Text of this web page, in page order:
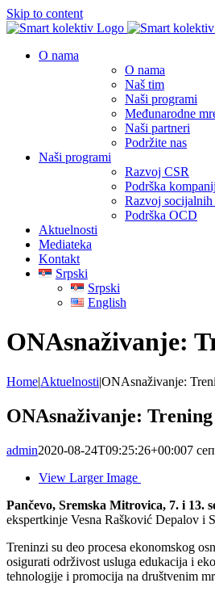
Skip to content
O nama
O nama
Naš tim
Naši programi
Međunarodne
Naši partneri
Podržite nas
Naši programi
Razvoj CSR
Podrška
Razvoj
Podrška OCD
Aktuelnosti
Mediateka
Kontakt
Srpski
Srpski
English
ONAsnaživanje:
Home|Aktuelnosti|ONAsnaživanje:
ONAsnaživanje:
admin2020-08-24T09:25:26+00:007
View Larger Image
Pančevo, Sremska Mitrovica, 7. i 13.
ekspertkinje Vesna Rašković Depalov i
Treninzi su deo procesa ekonomskog
osigurati održivost usluga edukacija i
tehnologije i promocija na društvenim